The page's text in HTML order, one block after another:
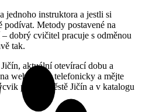
jednoho instruktora a jestli si
podívat. Metody postavené na
dobrý cvičitel pracuje s odměnou
tak.
aktuální otevírací dobu a
webu nebo telefonicky a mějte
psů ve městě Jičín a v katalogu